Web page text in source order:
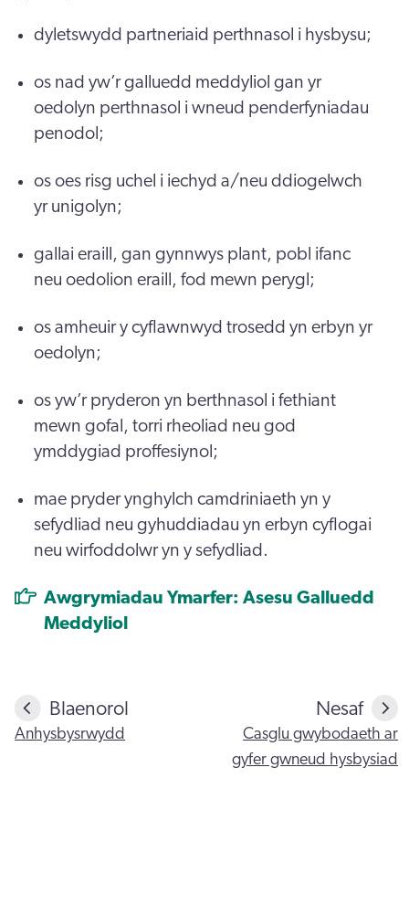
dyletswydd partneriaid perthnasol i hysbysu;
os nad yw’r galluedd meddyliol gan yr
oedolyn perthnasol i wneud penderfyniadau
penodol;
os oes risg uchel i iechyd a/neu ddiogelwch
yr unigolyn;
gallai eraill, gan gynnwys plant, pobl ifanc
neu oedolion eraill, fod mewn perygl;
os amheuir y cyflawnwyd trosedd yn erbyn yr
oedolyn;
os yw’r pryderon yn berthnasol i fethiant
mewn gofal, torri rheoliad neu god
ymddygiad proffesiynol;
mae pryder ynghylch camdriniaeth yn y
sefydliad neu gyhuddiadau yn erbyn cyflogai
neu wirfoddolwr yn y sefydliad.
Awgrymiadau Ymarfer: Asesu Galluedd
Meddyliol
Blaenorol
Anhysbysrwydd
Nesaf
Casglu gwybodaeth ar
gyfer gwneud hysbysiad